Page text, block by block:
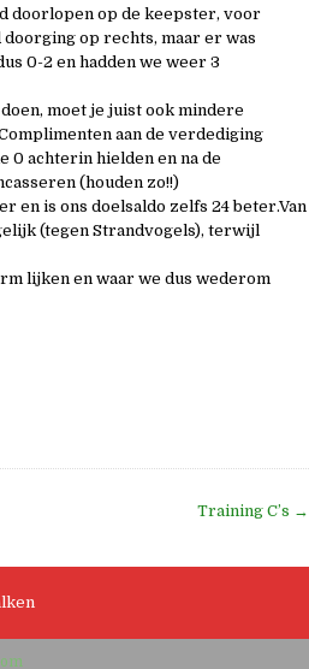
doorlopen op de keepster, voor
op rechts, maar er was
0-2 en hadden we weer 3
moet je juist ook mindere
aan de verdediging
0 achterin hielden en na de
(houden zo!!)
en is ons doelsaldo zelfs 24 beter.Van
(tegen Strandvogels), terwijl
lijken en waar we dus wederom
Training C’s →